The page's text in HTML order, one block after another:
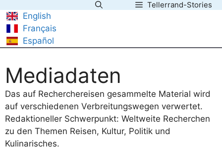
Inhalt
springen
Tellerrand-Stories
English
Français
Español
Mediadaten
Das auf Recherchereisen gesammelte Material wird
auf verschiedenen Verbreitungswegen verwertet.
Redaktioneller Schwerpunkt: Weltweite Recherchen
zu den Themen Reisen, Kultur, Politik und
Kulinarisches.